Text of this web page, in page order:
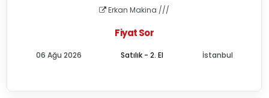
Erkan Makina ///
Fiyat Sor
Satılık - 2. El
06 Ağu 2026 İstanbul